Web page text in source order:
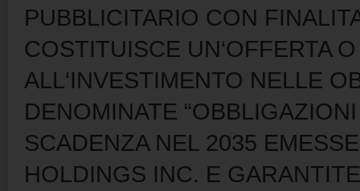
PUBBLICITARIO CON
COSTITUISCE UN‘OFFERTA
ALL‘INVESTIMENTO NELLE
DENOMINATE
SCADENZA NEL 2035
HOLDINGS INC. E